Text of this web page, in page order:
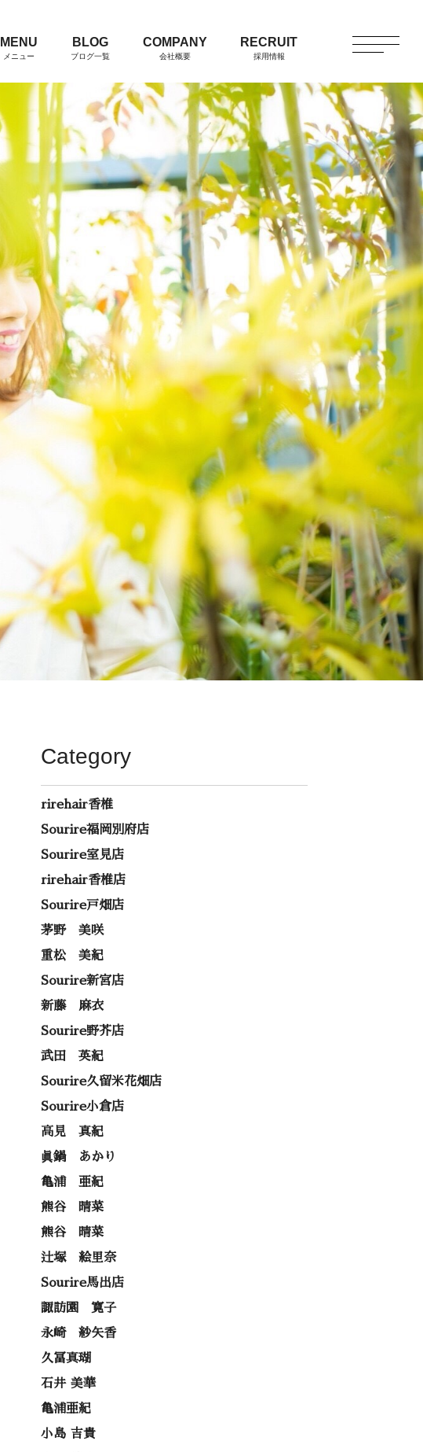
MENU
メニュー
BLOG
ブログ一覧
COMPANY
会社概要
RECRUIT
採用情報
Category
rirehair香椎
Sourire福岡別府店
Sourire室見店
rirehair香椎店
Sourire戸畑店
茅野 美咲
重松 美紀
Sourire新宮店
新藤 麻衣
Sourire野芥店
武田 英紀
Sourire久留米花畑店
Sourire小倉店
高見 真紀
眞鍋 あかり
亀浦 亜紀
熊谷 晴菜
熊谷 晴菜
辻塚 絵里奈
Sourire馬出店
諏訪園 寛子
永崎 紗矢香
久冨真瑚
石井 美華
亀浦亜紀
小島 吉貴